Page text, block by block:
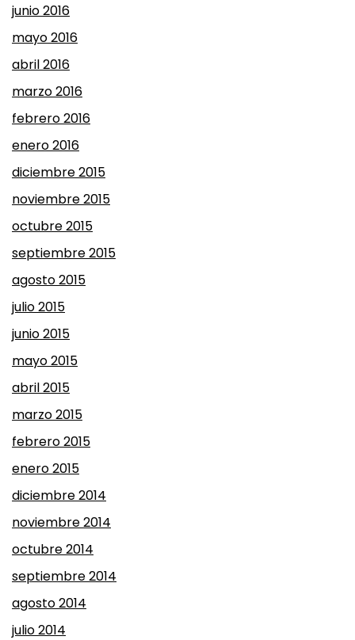
junio 2016
mayo 2016
abril 2016
marzo 2016
febrero 2016
enero 2016
diciembre 2015
noviembre 2015
octubre 2015
septiembre 2015
agosto 2015
julio 2015
junio 2015
mayo 2015
abril 2015
marzo 2015
febrero 2015
enero 2015
diciembre 2014
noviembre 2014
octubre 2014
septiembre 2014
agosto 2014
julio 2014